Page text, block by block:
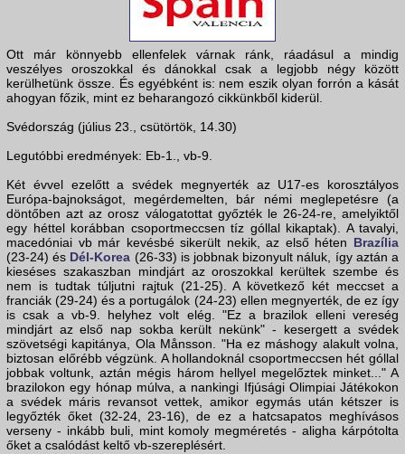
Ott már könnyebb ellenfelek várnak ránk, ráadásul a mindig
veszélyes oroszokkal és dánokkal csak a legjobb négy között
kerülhetünk össze. És egyébként is: nem eszik olyan forrón a kását
ahogyan főzik, mint ez beharangozó cikkünkből kiderül.
Svédország (július 23., csütörtök, 14.30)
Legutóbbi eredmények: Eb-1., vb-9.
Két évvel ezelőtt a svédek megnyerték az U17-es korosztályos
Európa-bajnokságot, megérdemelten, bár némi meglepetésre (a
döntőben azt az orosz válogatottat győzték le 26-24-re, amelyiktől
egy héttel korábban csoportmeccsen tíz góllal kikaptak). A tavalyi,
macedóniai vb már kevésbé sikerült nekik, az első héten Brazília
(23-24) és Dél-Korea (26-33) is jobbnak bizonyult náluk, így aztán a
kieséses szakaszban mindjárt az oroszokkal kerültek szembe és
nem is tudtak túljutni rajtuk (21-25). A következő két meccset a
franciák (29-24) és a portugálok (24-23) ellen megnyerték, de ez így
is csak a vb-9. helyhez volt elég. "Ez a brazilok elleni vereség
mindjárt az első nap sokba került nekünk" - kesergett a svédek
szövetségi kapitánya, Ola Månsson. "Ha ez máshogy alakult volna,
biztosan előrébb végzünk. A hollandoknál csoportmeccsen hét góllal
jobbak voltunk, aztán mégis három hellyel megelőztek minket..." A
brazilokon egy hónap múlva, a nankingi Ifjúsági Olimpiai Játékokon
a svédek máris revansot vettek, amikor egymás után kétszer is
legyőzték őket (32-24, 23-16), de ez a hatcsapatos meghívásos
verseny - inkább buli, mint komoly megméretés - aligha kárpótolta
őket a csalódást keltő vb-szereplésért.